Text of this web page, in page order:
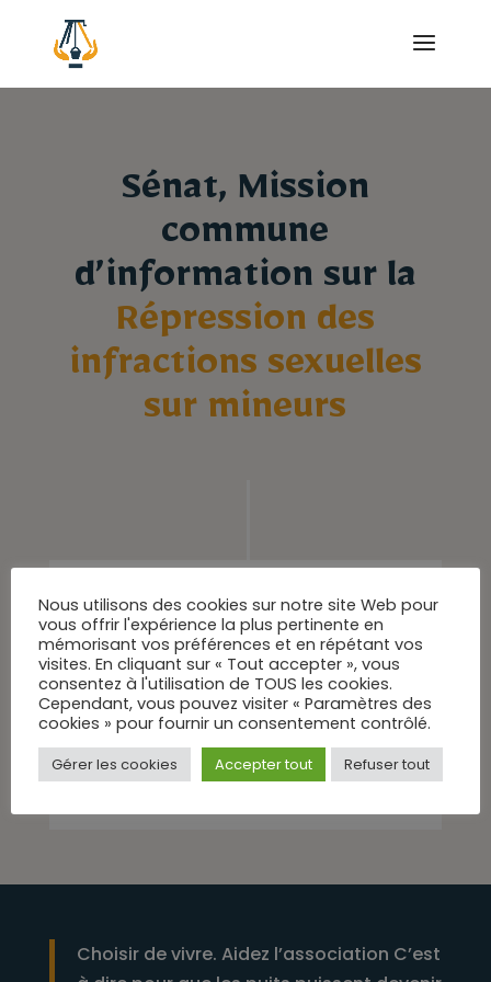
Sénat, Mission
commune
d’information sur la
Répression des
infractions sexuelles
sur mineurs
AUDITIONS
http://www.senat.fr/commissio
n/missions/infractions_sexuelle
s_commises_sur_mineurs.html
Choisir de vivre. Aidez l’association C’est
Nous utilisons des cookies sur notre site Web pour
vous offrir l'expérience la plus pertinente en
mémorisant vos préférences et en répétant vos
visites. En cliquant sur « Tout accepter », vous
consentez à l'utilisation de TOUS les cookies.
Cependant, vous pouvez visiter « Paramètres des
cookies » pour fournir un consentement contrôlé.
Gérer les cookies Accepter tout Refuser tout